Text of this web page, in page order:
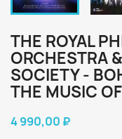
THE ROYAL
ORCHESTRA
SOCIETY -
THE MUSIC
4 990,00 ₽